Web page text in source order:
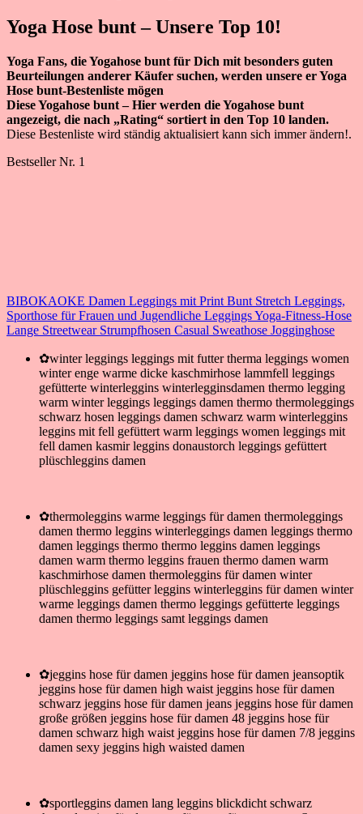
Yoga Hose bunt – Unsere Top 10!
Yoga Fans, die Yogahose bunt für Dich mit besonders guten
Beurteilungen anderer Käufer suchen, werden unsere er Yoga
Hose bunt-Bestenliste mögen
Diese Yogahose bunt – Hier werden die Yogahose bunt
angezeigt, die nach „Rating“ sortiert in den Top 10 landen.
Diese Bestenliste wird ständig aktualisiert kann sich immer ändern!.
Bestseller Nr. 1
BIBOKAOKE Damen Leggings mit Print Bunt Stretch Leggings,
Sporthose für Frauen und Jugendliche Leggings Yoga-Fitness-Hose
Lange Streetwear Strumpfhosen Casual Sweathose Jogginghose
✿winter leggings leggings mit futter therma leggings women
winter enge warme dicke kaschmirhose lammfell leggings
gefütterte winterleggins winterlegginsdamen thermo legging
warm winter leggings leggings damen thermo thermoleggings
schwarz hosen leggings damen schwarz warm winterleggins
leggins mit fell gefüttert warm leggings women leggings mit
fell damen kasmir leggins donaustorch leggings gefüttert
plüschleggins damen
✿thermoleggins warme leggings für damen thermoleggings
damen thermo leggins winterleggings damen leggings thermo
damen leggings thermo thermo leggins damen leggings
damen warm thermo leggins frauen thermo damen warm
kaschmirhose damen thermoleggins für damen winter
plüschleggins gefütter leggins winterleggins für damen winter
warme leggings damen thermo leggings gefütterte leggings
damen thermo leggings samt leggings damen
✿jeggins hose für damen jeggins hose für damen jeansoptik
jeggins hose für damen high waist jeggins hose für damen
schwarz jeggins hose für damen jeans jeggins hose für damen
große größen jeggins hose für damen 48 jeggins hose für
damen schwarz high waist jeggins hose für damen 7/8 jeggins
damen sexy jeggins high waisted damen
✿sportleggins damen lang leggins blickdicht schwarz